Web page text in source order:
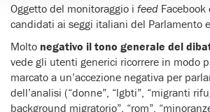
Oggetto del monitoraggio i feed
candidati ai seggi italiani del Parlamento
Molto negativo il tono generale del
vede gli utenti generici ricorrere in modo
marcato a un’accezione negativa per
dell’analisi (“donne”, “lgbti”, “migranti
background migratorio”, “rom”,